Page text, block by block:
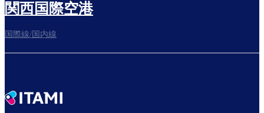
関西国際空港
国際線/国内線